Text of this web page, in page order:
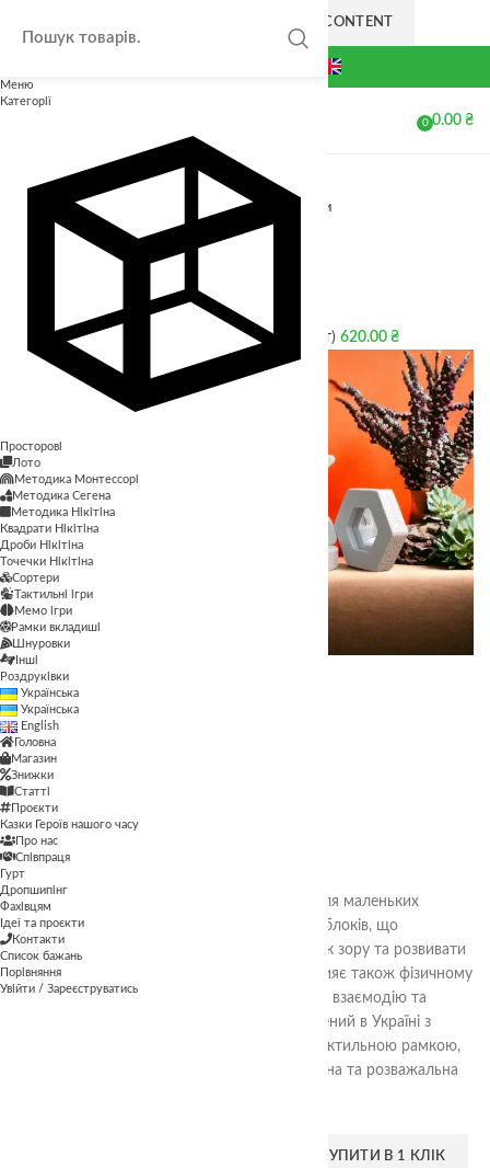
SKIP TO MAIN CONTENT
0 0.00 ₴
Магазин Дзеркальні фігури
Столітній млин 340.00
Повернутися до товарів
Тактильні чоловічки монтессорі (великі 7 шт) 620.00 ₴
Дзеркальні фігури
485.00
“Дзеркальні фігури” – це захоплююча гра для маленьких
дослідників. Набір включає 9 дзеркальних блоків, що
дозволяють дітям бачити світ з різних точок зору та розвивати
просторове та візуальне мислення. Гра сприяє також фізичному
розвитку, стимулює креативність, соціальну взаємодію та
навички наукового дослідження. Виготовлений в Україні з
безпечного PLA пластику та обрамлений тактильною рамкою,
набір “Дзеркальні фігури” – це інтелектуальна та розважальна
КУПИТИ В 1 КЛІК
Меню
Категорії
Просторові
Лото
Методика Монтессорі
Методика Сегена
Методика Нікітіна
Квадрати Нікітіна
Дроби Нікітіна
Точечки Нікітіна
Сортери
Тактильні ігри
Мемо ігри
Рамки вкладиші
Шнуровки
Інші
Роздруківки
Українська
Українська
English
Головна
Магазин
Знижки
Статті
Проєкти
Казки Героїв нашого часу
Про нас
Співпраця
Гурт
Дропшипінг
Фахівцям
Ідеї та проєкти
Контакти
Список бажань
Порівняння
Увійти / Зареєструватись